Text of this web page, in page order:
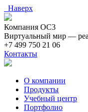
Наверх
Компания ОС3
Виртуальный мир —
+7 499 750 21 06
Контакты
О компании
Продукты
Учебный центр
Портфолио